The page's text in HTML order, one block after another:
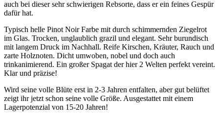
auch bei dieser sehr schwierigen Rebsorte, dass er ein feines Gespür
dafür hat.
Typisch helle Pinot Noir Farbe mit durch schimmernden Ziegelrot
im Glas. Trocken, unglaublich grazil und elegant. Sehr burundisch
mit langem Druck im Nachhall. Reife Kirschen, Kräuter, Rauch und
zarte Holznoten. Dicht umwoben, nobel und doch auch
trinkanimierend. Ein großer Spagat der hier 2 Welten perfekt vereint.
Klar und präzise!
Wird seine volle Blüte erst in 2-3 Jahren entfalten, aber gut belüftet
zeigt ihr jetzt schon seine volle Größe. Ausgestattet mit einem
Lagerpotenzial von 15-20 Jahren!